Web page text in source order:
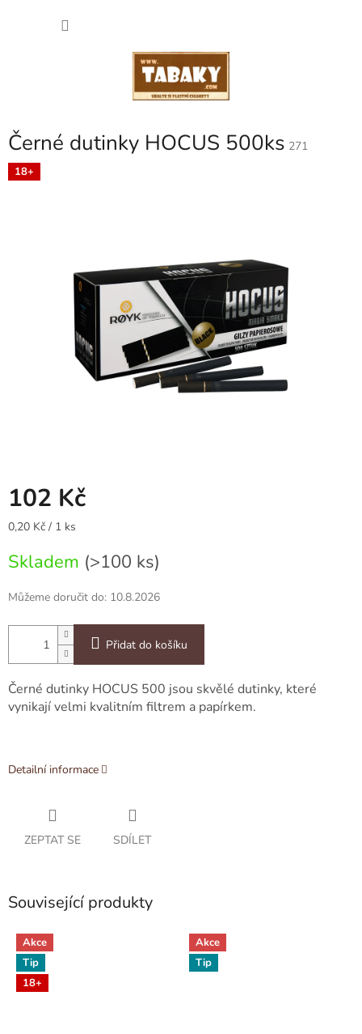
Černé dutinky HOCUS 500ks 271
18+
102 Kč
Měrná
0,20 Kč / 1 ks
Skladem (>100 ks)
Můžeme doručit do: 10.8.2026
Přidat do košíku
Černé dutinky HOCUS 500 jsou skvělé dutinky, které
vynikají velmi kvalitním filtrem a papírkem.
Detailní informace
ZEPTAT SE SDÍLET
Související produkty
Akce
Tip
18+
Akce
Tip